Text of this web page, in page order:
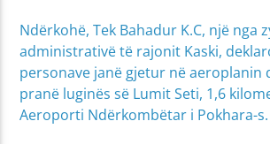
Ndërkohë, Tek Bahadur K.C, një nga
administrativë të rajonit Kaski,
personave janë gjetur në aeroplanin
pranë luginës së Lumit Seti, 1,6
Aeroporti Ndërkombëtar i Pokhara-s.